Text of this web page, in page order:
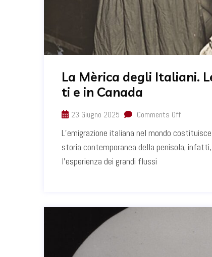
La Mèrica degli Italiani.
ti e in Canada
23 Giugno 2025 Comments Off
L’emigrazione italiana nel mondo
storia contemporanea della penisola;
l’esperienza dei grandi flussi